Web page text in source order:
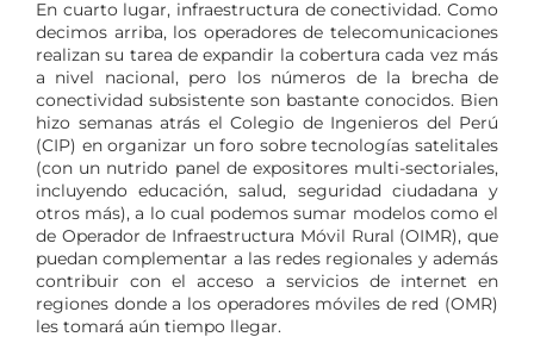
En cuarto lugar, infraestructura de conectividad. Como
decimos arriba, los operadores de telecomunicaciones
realizan su tarea de expandir la cobertura cada vez más
a nivel nacional, pero los números de la brecha de
conectividad subsistente son bastante conocidos. Bien
hizo semanas atrás el Colegio de Ingenieros del Perú
(CIP) en organizar un foro sobre tecnologías satelitales
(con un nutrido panel de expositores multi-sectoriales,
incluyendo educación, salud, seguridad ciudadana y
otros más), a lo cual podemos sumar modelos como el
de Operador de Infraestructura Móvil Rural (OIMR), que
puedan complementar a las redes regionales y además
contribuir con el acceso a servicios de internet en
regiones donde a los operadores móviles de red (OMR)
les tomará aún tiempo llegar.